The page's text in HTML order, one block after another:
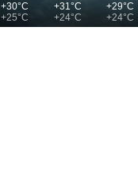
+30°C
+25°C
+31°C
+24°C
+29°C
+24°C